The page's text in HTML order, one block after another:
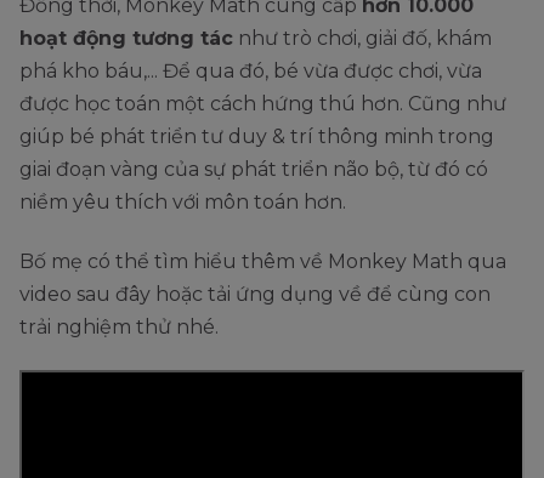
Đồng thời, Monkey Math cung cấp hơn 10.000
hoạt động tương tác như trò chơi, giải đố, khám
phá kho báu,... Để qua đó, bé vừa được chơi, vừa
được học toán một cách hứng thú hơn. Cũng như
giúp bé phát triển tư duy & trí thông minh trong
giai đoạn vàng của sự phát triển não bộ, từ đó có
niềm yêu thích với môn toán hơn.
Bố mẹ có thể tìm hiểu thêm về Monkey Math qua
video sau đây hoặc tải ứng dụng về để cùng con
trải nghiệm thử nhé.